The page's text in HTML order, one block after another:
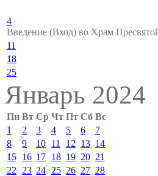
4
Введение (Вход) во Храм
11
18
25
Январь 2024
Пн Вт Ср Чт Пт Сб Вс
1
2 3 4 5 6
7
8
9 10 11 12 13 14
15 16 17 18 19 20 21
22
23 24 25 26 27 28